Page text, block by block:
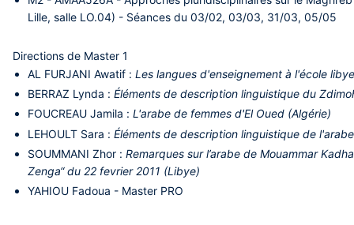
Lille, salle LO.04) - Séances du 03/02, 03/03, 31/03, 05/05
Directions de Master 1
AL FURJANI Awatif :Les langues d'enseignement à l'école
BERRAZ Lynda :Éléments de description linguistique du
FOUCREAU Jamila :L'arabe de femmes d'El Oued (Algérie)
LEHOULT Sara :Éléments de description linguistique de
SOUMMANI Zhor :Remarques sur l’arabe de Mouammar
Zenga“ du 22 fevrier 2011 (Libye)
YAHIOU Fadoua - Master PRO